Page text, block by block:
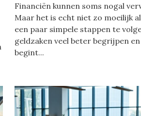
Financiën kunnen soms nogal
Maar het is echt niet zo moeilijk
een paar simpele stappen te
geldzaken veel beter begrijpen
begint...